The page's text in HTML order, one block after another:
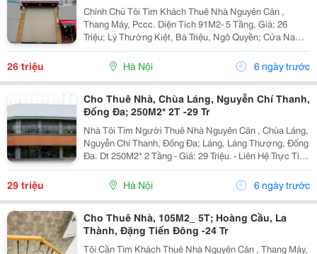
Chính Chủ Tôi Tìm Khách Thuê Nhà Nguyên Căn ,
Thang Máy, Pccc. Diện Tích 91M2- 5 Tầng, Giá: 26
Triệu; Lý Thường Kiệt, Bà Triệu, Ngô Quyền; Cửa Nam,
Hàng Bài, Hoàn Kiếm. + Liên Hệ Trực Tiếp Chủ Nhà:
0948646783 + Vỉa Hè Lớn, Mặt Tiền Rộng,Thoáng. +
26 triệu Hà Nội 6 ngày trước
Cho Thuê Nhà, Chùa Láng, Nguyễn Chí Thanh,
Đống Đa; 250M2* 2T -29 Tr
Nhà Tôi Tìm Người Thuê Nhà Nguyên Căn , Chùa Láng,
Nguyễn Chí Thanh, Đống Đa; Láng, Láng Thượng, Đống
Đa. Dt 250M2* 2 Tầng - Giá: 29 Triệu. - Liên Hệ Trực Tiếp
Chính Chủ: 0946814103 - Vỉa Hè Lớn, Mặt Tiền Rộng,
Thoáng. - Vị Trí Ngay Gần Ngã Ba, Khu...
29 triệu Hà Nội 6 ngày trước
Cho Thuê Nhà, 105M2_ 5T; Hoàng Cầu, La
Thành, Đặng Tiến Đông -24 Tr
Tôi Cần Tìm Khách Thuê Nhà Nguyên Căn , Thang Máy,